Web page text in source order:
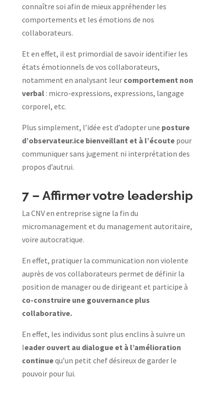
connaître soi afin de mieux appréhender les
comportements et les émotions de nos
collaborateurs.
Et en effet, il est primordial de savoir identifier les
états émotionnels de vos collaborateurs,
notamment en analysant leur comportement non
verbal : micro-expressions, expressions, langage
corporel, etc.
Plus simplement, l’idée est d’adopter une posture
d’observateur.ice bienveillant et à l’écoute pour
communiquer sans jugement ni interprétation des
propos d’autrui.
7 – Affirmer votre leadership
La CNV en entreprise signe la fin du
micromanagement et du management autoritaire,
voire autocratique.
En effet, pratiquer la communication non violente
auprès de vos collaborateurs permet de définir la
position de manager ou de dirigeant et participe à
co-construire une gouvernance plus
collaborative.
En effet, les individus sont plus enclins à suivre un
leader ouvert au dialogue et à l’amélioration
continuequ’un petit chef désireux de garder le
pouvoir pour lui.